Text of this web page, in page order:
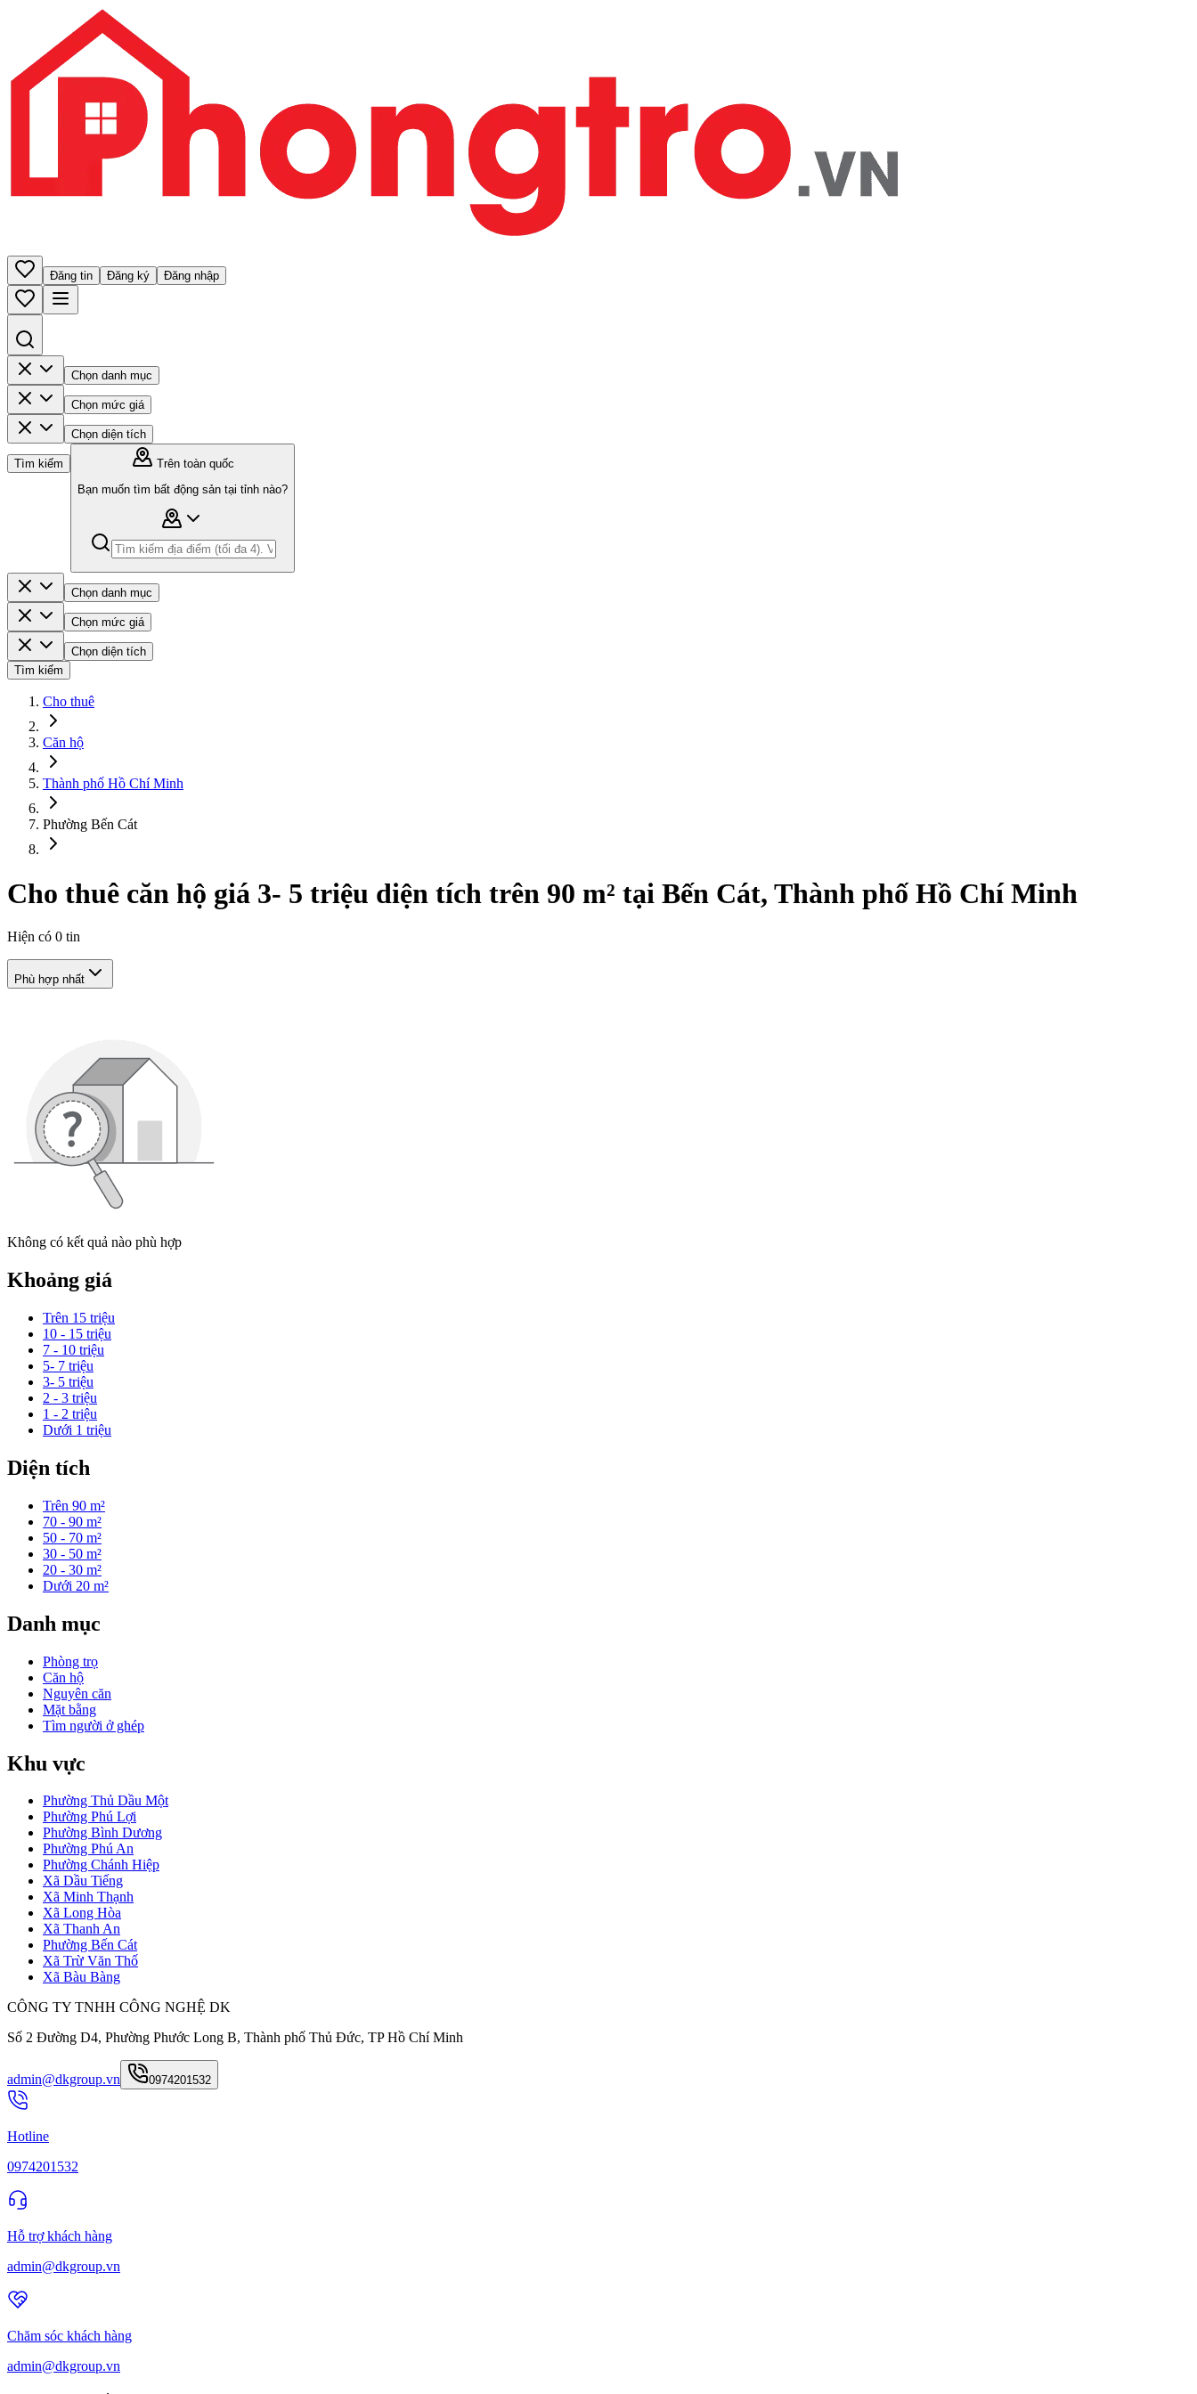
Đăng tin Đăng ký Đăng nhập
Chọn danh mục
Chọn mức giá
Chọn diện tích
Tìm kiếm
Trên toàn quốc
Bạn muốn tìm bất động sản tại tỉnh nào?
Chọn danh mục
Chọn mức giá
Chọn diện tích
Tìm kiếm
Cho thuê
Căn hộ
Thành phố Hồ Chí Minh
Phường Bến Cát
Cho thuê căn hộ giá 3- 5 triệu diện tích trên 90 m² tại Bến Cát, Thành phố Hồ Chí Minh
Hiện có 0 tin
Phù hợp nhất
Không có kết quả nào phù hợp
Khoảng giá
Trên 15 triệu
10 - 15 triệu
7 - 10 triệu
5- 7 triệu
3- 5 triệu
2 - 3 triệu
1 - 2 triệu
Dưới 1 triệu
Diện tích
Trên 90 m²
70 - 90 m²
50 - 70 m²
30 - 50 m²
20 - 30 m²
Dưới 20 m²
Danh mục
Phòng trọ
Căn hộ
Nguyên căn
Mặt bằng
Tìm người ở ghép
Khu vực
Phường Thủ Dầu Một
Phường Phú Lợi
Phường Bình Dương
Phường Phú An
Phường Chánh Hiệp
Xã Dầu Tiếng
Xã Minh Thạnh
Xã Long Hòa
Xã Thanh An
Phường Bến Cát
Xã Trừ Văn Thố
Xã Bàu Bàng
CÔNG TY TNHH CÔNG NGHỆ DK
Số 2 Đường D4, Phường Phước Long B, Thành phố Thủ Đức, TP Hồ Chí Minh
admin@dkgroup.vn 0974201532
Hotline
0974201532
Hỗ trợ khách hàng
admin@dkgroup.vn
Chăm sóc khách hàng
admin@dkgroup.vn